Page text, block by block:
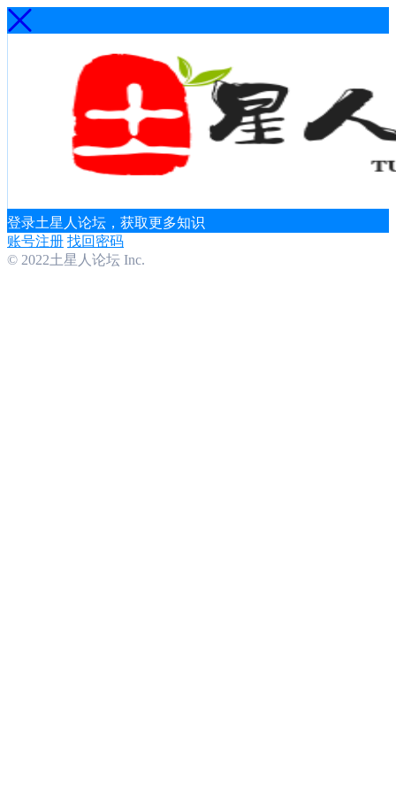
登录土星人论坛，获取更多知识
账号注册 找回密码
© 2022土星人论坛 Inc.